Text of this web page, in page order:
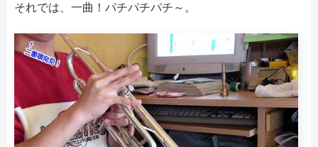
それでは、一曲！パチパチパチ～。